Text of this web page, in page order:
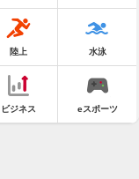
陸上 水泳
ビジネス eスポーツ